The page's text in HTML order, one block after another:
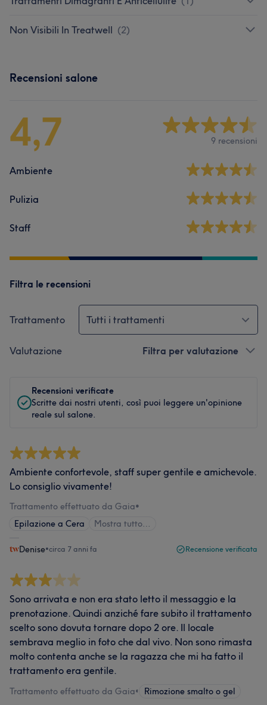
Non Visibili In Treatwell (2)
Recensioni salone
4,7 9 recensioni
Ambiente
Pulizia
Staff
Filtra le recensioni
Trattamento Tutti i trattamenti
Valutazione Filtra per valutazione
Recensioni verificate
Scritte dai nostri utenti, così puoi leggere un'opinione
reale sul salone.
Ambiente confortevole, staff super gentile e amichevole.
Lo consiglio vivamente!
Trattamento effettuato da Gaia•
Epilazione a Cera
Mostra tutto…
Denise•circa 7 anni fa Recensione verificata
Sono arrivata e non era stato letto il messaggio e la
prenotazione. Quindi anziché fare subito il trattamento
scelto sono dovuta tornare dopo 2 ore. Il locale
sembrava meglio in foto che dal vivo. Non sono rimasta
molto contenta anche se la ragazza che mi ha fatto il
trattamento era gentile.
Trattamento effettuato da Gaia• Rimozione smalto o gel